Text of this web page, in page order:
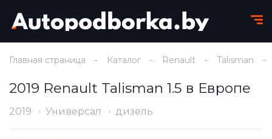
Главная страница Каталог Renault Talisman
2019 Renault Talisman 1.5 в Европе
2019 Универсал дизель